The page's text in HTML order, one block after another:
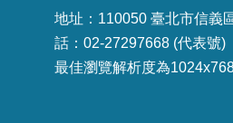
地址：110050 臺北市信義
話：02-27297668 (代表號)
最佳瀏覽解析度為